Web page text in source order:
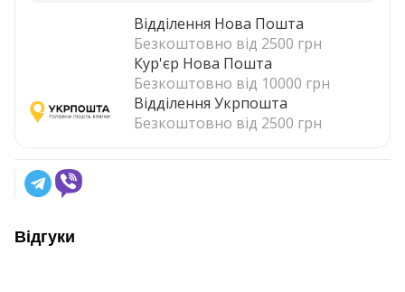
Відділення Нова Пошта
Безкоштовно від 2500 грн
Кур'єр Нова Пошта
Безкоштовно від 10000 грн
Відділення Укрпошта
Безкоштовно від 2500 грн
Відгуки